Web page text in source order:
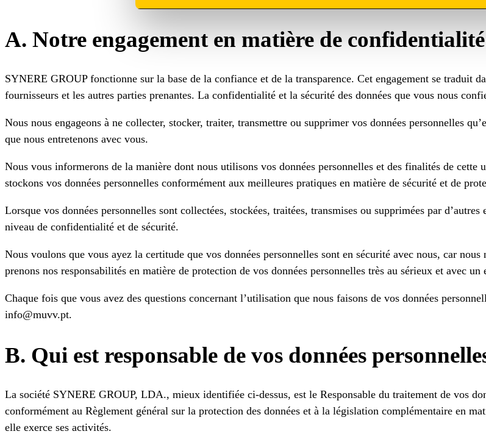
A. Notre engagement en matière de confidentialité
SYNERE GROUP fonctionne sur la base de la confiance et de la transparence. Cet engagement se traduit
fournisseurs et les autres parties prenantes. La confidentialité et la sécurité des données que vous nous
Nous nous engageons à ne collecter, stocker, traiter, transmettre ou supprimer vos données personnelles
que nous entretenons avec vous.
Nous vous informerons de la manière dont nous utilisons vos données personnelles et des finalités de
stockons vos données personnelles conformément aux meilleures pratiques en matière de sécurité et de
Lorsque vos données personnelles sont collectées, stockées, traitées, transmises ou supprimées par
niveau de confidentialité et de sécurité.
Nous voulons que vous ayez la certitude que vos données personnelles sont en sécurité avec nous, car
prenons nos responsabilités en matière de protection de vos données personnelles très au sérieux et avec un
Chaque fois que vous avez des questions concernant l’utilisation que nous faisons de vos données
info@muvv.pt.
B. Qui est responsable de vos données
La société SYNERE GROUP, LDA., mieux identifiée ci-dessus, est le Responsable du traitement de vos
conformément au Règlement général sur la protection des données et à la législation complémentaire en
elle exerce ses activités.